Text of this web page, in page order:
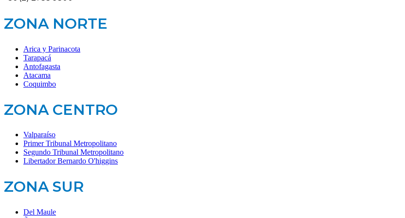
ZONA NORTE
Arica y Parinacota
Tarapacá
Antofagasta
Atacama
Coquimbo
ZONA CENTRO
Valparaíso
Primer Tribunal Metropolitano
Segundo Tribunal Metropolitano
Libertador Bernardo O'higgins
ZONA SUR
Del Maule